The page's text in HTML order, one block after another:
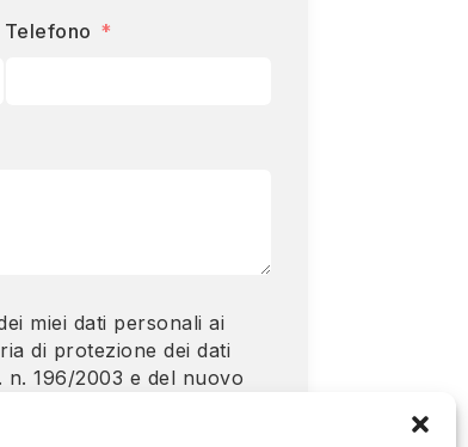
Telefono
miei dati personali ai
di protezione dei dati
n. 196/2003 e del nuovo